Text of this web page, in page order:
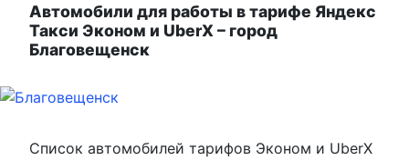
Автомобили для работы в тарифе Яндекс
Такси Эконом и UberX – город
Благовещенск
Список автомобилей тарифов Эконом и UberX